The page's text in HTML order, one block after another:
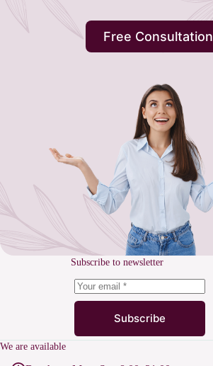
Free Consultation
Subscribe to newsletter
Subscribe
We are available